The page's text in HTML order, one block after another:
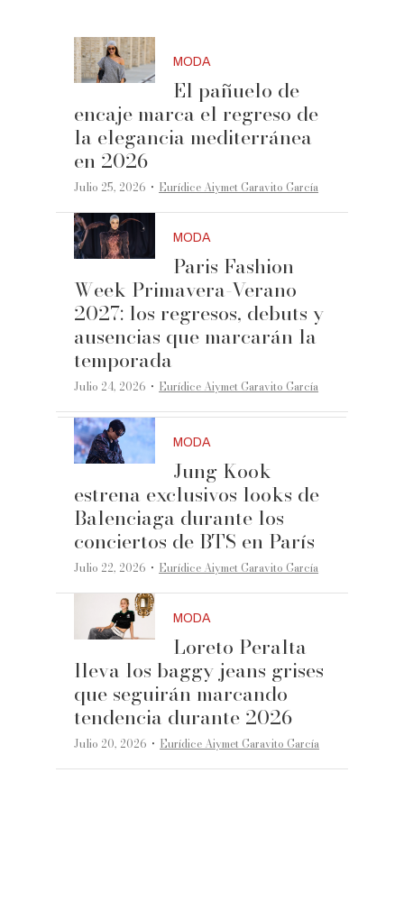
MODA
El pañuelo de
encaje marca el regreso de
la elegancia mediterránea
en 2026
Julio 25, 2026 ·Eurídice Aiymet Garavito García
MODA
Paris Fashion
Week Primavera-Verano
2027: los regresos, debuts y
ausencias que marcarán la
temporada
Julio 24, 2026 ·Eurídice Aiymet Garavito García
MODA
Jung Kook
estrena exclusivos looks de
Balenciaga durante los
conciertos de BTS en París
Julio 22, 2026 ·Eurídice Aiymet Garavito García
MODA
Loreto Peralta
lleva los baggy jeans grises
que seguirán marcando
tendencia durante 2026
Julio 20, 2026 ·Eurídice Aiymet Garavito García